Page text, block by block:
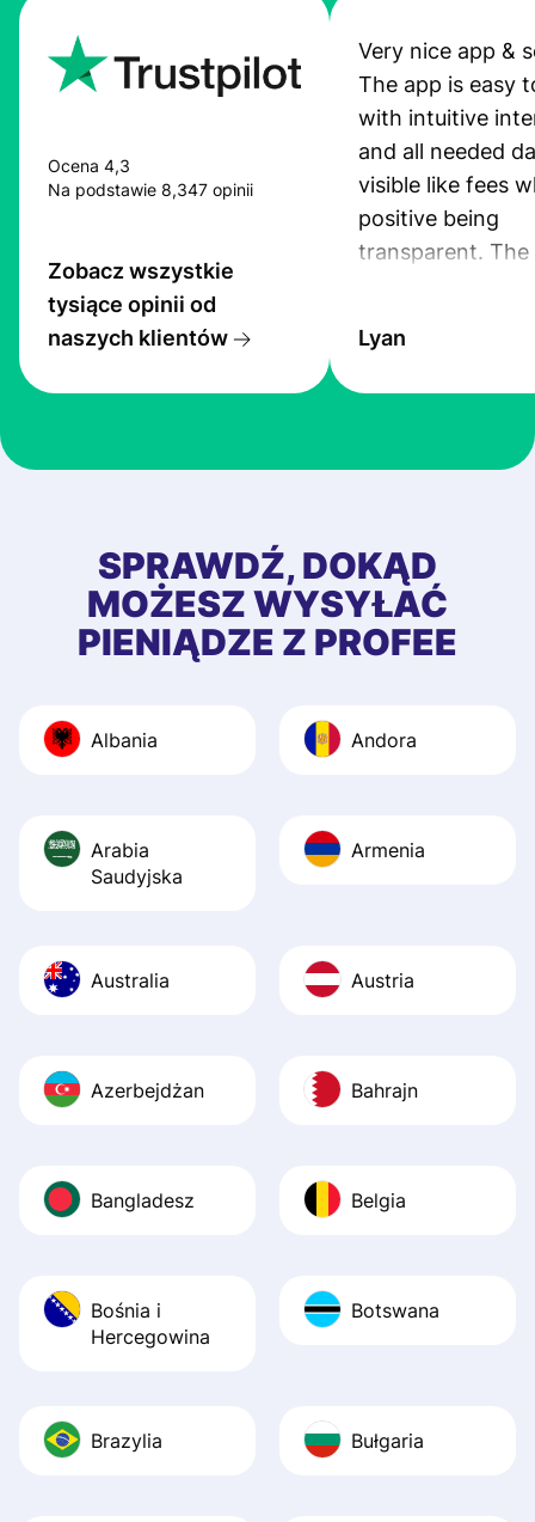
Ocena 4,3
Na podstawie 8,347 opinii
Zobacz wszystkie
tysiące opinii od
naszych klientów
Very nice app &
The app is easy
with intuitive
and all needed
visible like fees
positive being
transparent. The
the exchange
at Profee is very
first started
app, and they
quick to provide
and helpful
Recommend it!
Lyan
SPRAWDŹ, DOKĄD
MOŻESZ WYSYŁAĆ
PIENIĄDZE Z PROFEE
Albania Andora
Arabia
Saudyjska
Armenia
Australia Austria
Azerbejdżan Bahrajn
Bangladesz Belgia
Bośnia i
Hercegowina
Botswana
Brazylia Bułgaria